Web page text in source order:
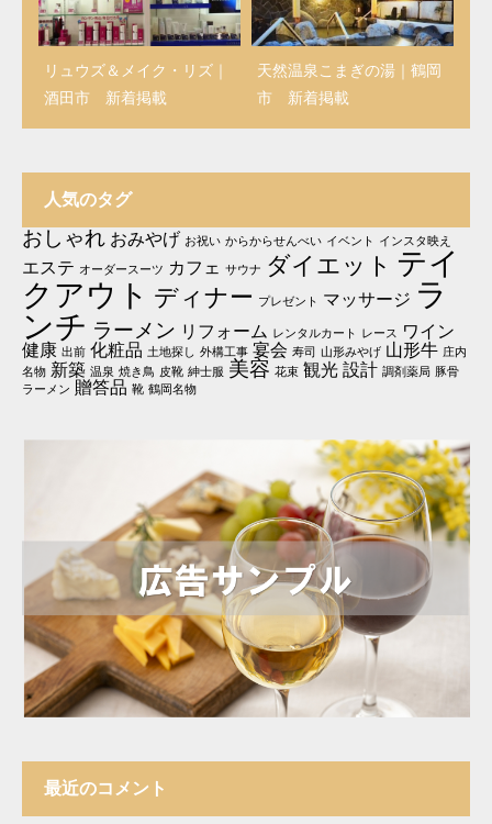
リュウズ＆メイク・リズ｜
酒田市 新着掲載
天然温泉こまぎの湯｜鶴岡
市 新着掲載
人気のタグ
おしゃれ おみやげ お祝い からからせんべい イベント インスタ映え
エステ オーダースーツ カフェ サウナ ダイエット テイ
クアウト ディナー プレゼント マッサージ ラ
ンチ ラーメン リフォーム レンタルカート レース
ワイン
健康 出前 化粧品 土地探し 外構工事 宴会 寿司 山形みやげ 山形牛 庄内
名物 新築 温泉 焼き鳥 皮靴 紳士服 美容 花束 観光 設計 調剤薬局 豚骨
ラーメン 贈答品 靴 鶴岡名物
最近のコメント